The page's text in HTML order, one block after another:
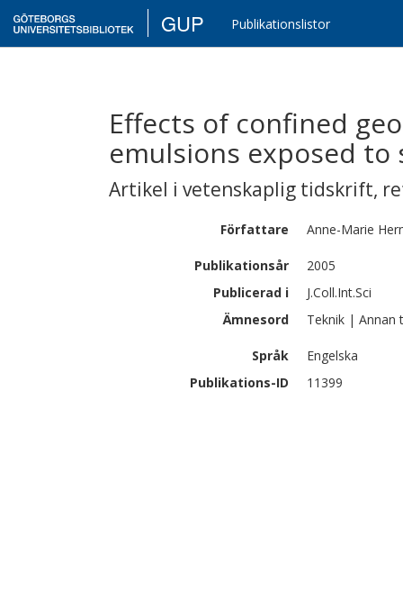
GUP Publikationslistor
Effects of confined
emulsions exposed to
Artikel i vetenskaplig tidskrift,
Författare Anne-Marie
Publikationsår
2005
Publicerad i
J.Coll.Int.Sci
Ämnesord
Teknik | Annan
Språk
Engelska
Publikations-ID
11399